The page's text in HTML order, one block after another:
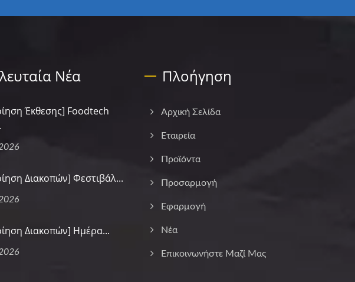
Νέα
Έκθεσης] Foodtech
Διακοπών] Φεστιβάλ...
Διακοπών] Ημέρα...
Πλοήγηση
Αρχική Σελίδα
Εταιρεία
Προϊόντα
Προσαρμογή
Εφαρμογή
Νέα
Επικοινωνήστε Μαζί Μας